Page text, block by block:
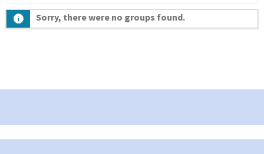
по:
Sorry, there were no groups found.